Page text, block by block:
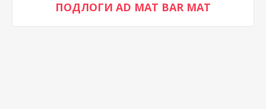
ПОДЛОГИ AD MAT BAR MAT